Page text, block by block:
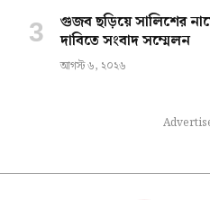
গুজব ছড়িয়ে সালিশের
দাবিতে সংবাদ সম্মেলন
আগস্ট ৬, ২০২৬